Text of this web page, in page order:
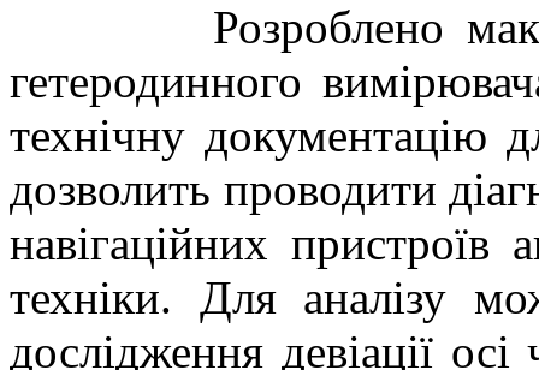
Розроблено
гетеродинного
технічну документацію
дозволить проводити
навігаційних пристроїв
техніки. Для аналізу
дослідження девіації